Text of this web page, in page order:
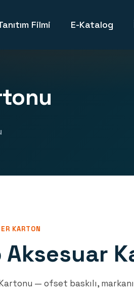
Filmi E-Katalog
KARTON
Aksesuar
— ofset baskılı,